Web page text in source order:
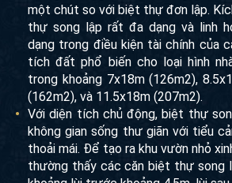
hơn một chút so với biệt thự đơn
các biệt thự song lập rất đa dạng
sự đa dạng trong điều kiện tài
Các diện tích đất phổ biến cho
thường nằm trong khoảng
(153m2), 9x18m (162m2), và
Với diện tích chủ động, biệt thự
không gian sống thư giãn với tiểu
đi thoải mái. Để tạo ra khu vườn
ngôi nhà, thường thấy các căn